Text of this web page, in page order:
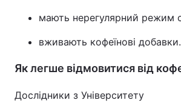
мають нерегулярний режим
вживають кофеїнові добавки.
Як легше відмовитися від
Дослідники з Університету